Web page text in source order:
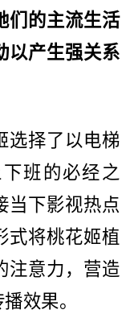
们的主流生活
以产生强关系
选择了以电梯
班的必经之
当下影视热点
式将桃花姬植
注意力，营造
效果。